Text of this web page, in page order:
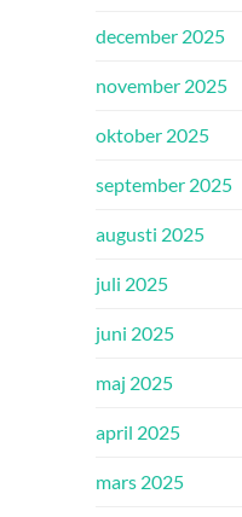
december 2025
november 2025
oktober 2025
september 2025
augusti 2025
juli 2025
juni 2025
maj 2025
april 2025
mars 2025